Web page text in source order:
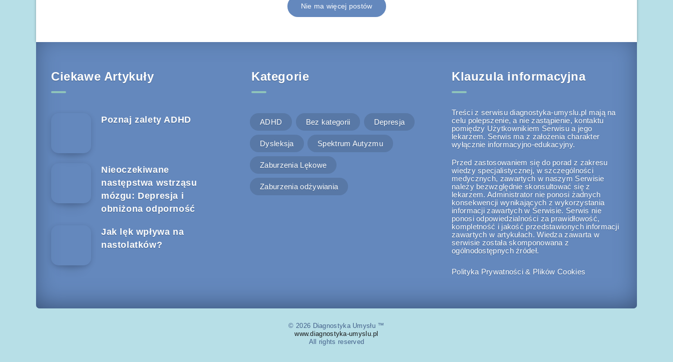
Nie ma więcej postów
Ciekawe Artykuły
Poznaj zalety ADHD
Nieoczekiwane
następstwa wstrząsu
mózgu: Depresja i
obniżona odporność
Jak lęk wpływa na
nastolatków?
Kategorie
ADHD Bez kategorii Depresja
Dysleksja Spektrum Autyzmu
Zaburzenia Lękowe
Zaburzenia odżywiania
Klauzula informacyjna
Treści z serwisu diagnostyka-umyslu.pl mają na
celu polepszenie, a nie zastąpienie, kontaktu
pomiędzy Użytkownikiem Serwisu a jego
lekarzem. Serwis ma z założenia charakter
wyłącznie informacyjno-edukacyjny.
Przed zastosowaniem się do porad z zakresu
wiedzy specjalistycznej, w szczególności
medycznych, zawartych w naszym Serwisie
należy bezwzględnie skonsultować się z
lekarzem. Administrator nie ponosi żadnych
konsekwencji wynikających z wykorzystania
informacji zawartych w Serwisie. Serwis nie
ponosi odpowiedzialności za prawidłowość,
kompletność i jakość przedstawionych informacji
zawartych w artykułach. Wiedza zawarta w
serwisie została skomponowana z
ogólnodostępnych źródeł.
Polityka Prywatności & Plików Cookies
© 2026 Diagnostyka Umysłu ™
www.diagnostyka-umyslu.pl
All rights reserved